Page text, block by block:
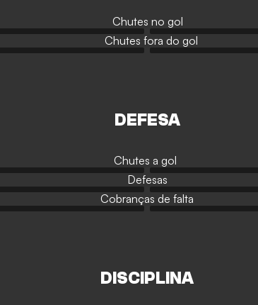
Chutes no gol
Chutes fora do gol
DEFESA
Chutes a gol
Defesas
Cobranças de falta
DISCIPLINA